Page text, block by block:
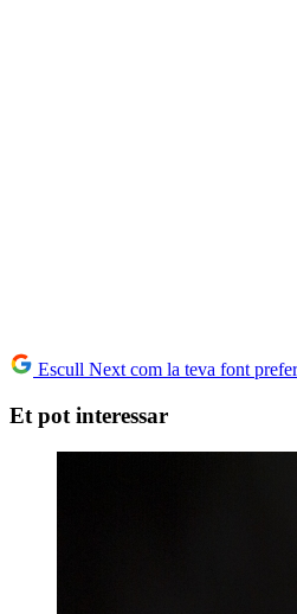
Escull Next com la teva font
Et pot interessar